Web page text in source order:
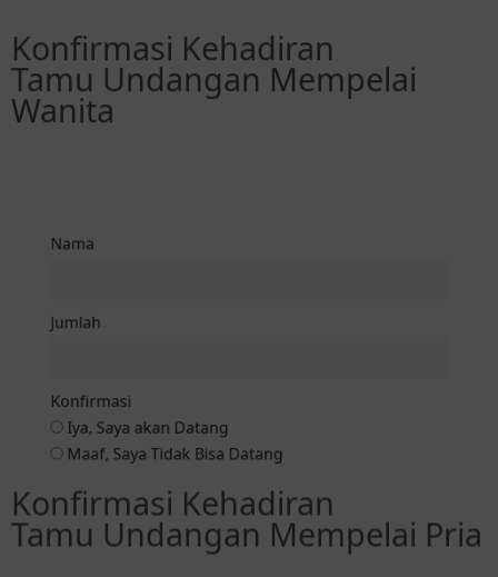
Konfirmasi Kehadiran
Tamu Undangan Mempelai
Wanita
Jumlah
Konfirmasi
Maaf, Saya Tidak Bisa Datang
Kirim Ke Ayunda
Konfirmasi Kehadiran
Tamu Undangan Mempelai Pria